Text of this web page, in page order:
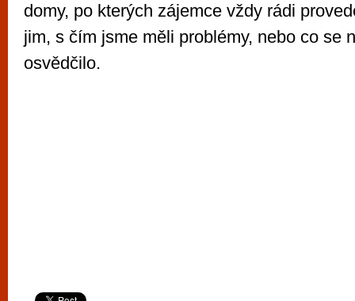
domy, po kterých zájemce vždy rádi
jim, s čím jsme měli problémy, nebo co se
osvědčilo.